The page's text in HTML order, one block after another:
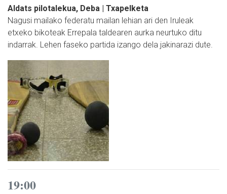
Aldats pilotalekua, Deba | Txapelketa
Nagusi mailako federatu mailan lehian ari den Iruleak
etxeko bikoteak Errepala taldearen aurka neurtuko ditu
indarrak. Lehen faseko partida izango dela jakinarazi dute.
19:00